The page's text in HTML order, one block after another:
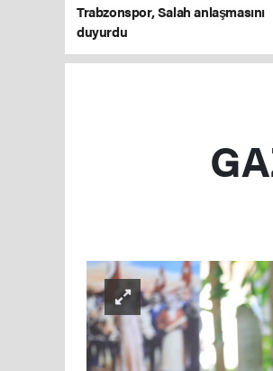
Trabzonspor, Salah anlaşmasını
duyurdu